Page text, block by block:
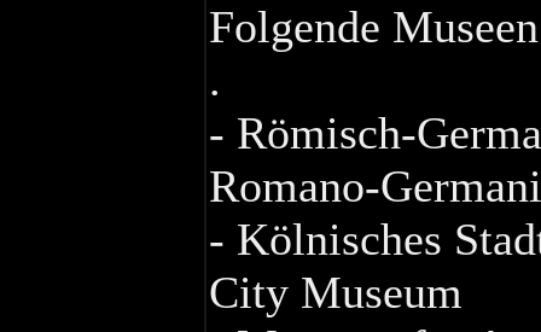
Folgende
.
- Römisch-
Romano-
- Kölnisches
City Museum